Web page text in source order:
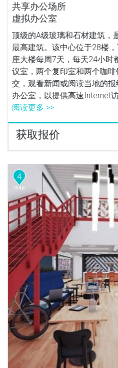
共享办公场所
虚拟办公室
顶级的A级玻璃和石材建筑，
最高建筑。该中心位于28楼
座大楼每周7天，每天24小时
议室，两个复印室和两个咖
交，观看新闻或阅读当地的
办公室，以提供高速Internet
阅读更多 >>
获取报价
4